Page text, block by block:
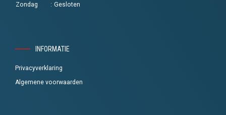
Zondag
: Gesloten
INFORMATIE
Privacyverklaring
Algemene voorwaarden